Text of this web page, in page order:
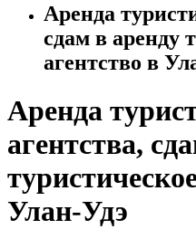
Аренда
сдам в аренду
агентство в
Аренда
агентства,
Улан-Удэ